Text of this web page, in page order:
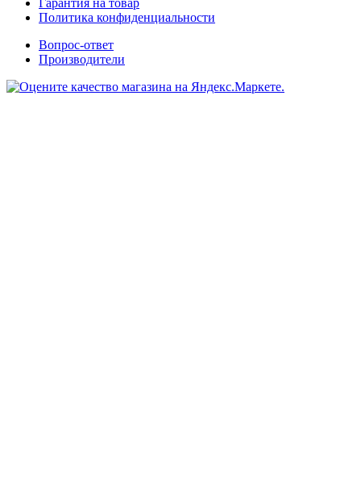
Гарантия на товар
Политика конфиденциальности
Вопрос-ответ
Производители